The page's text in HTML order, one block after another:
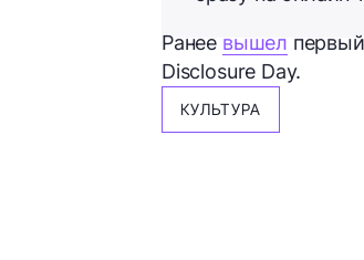
Ранее вышел
Disclosure Day.
КУЛЬТУРА